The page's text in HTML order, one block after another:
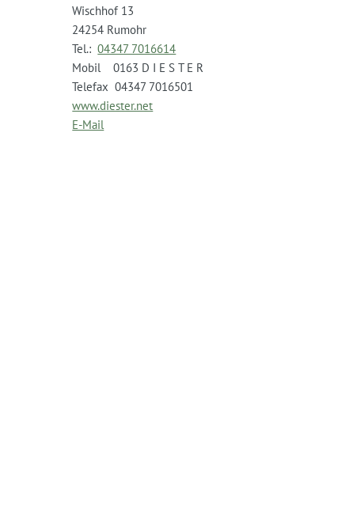
Wischhof 13
24254 Rumohr
Tel.:04347 7016614
Mobil 0163 D I E S T E R
Telefax 04347 7016501
www.diester.net
E-Mail